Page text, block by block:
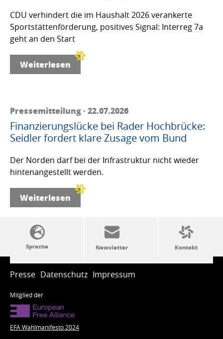
CDU verhindert die im Haushalt 2026 verankerte
Sportstättenförderung, positives Signal: Interreg 7a
geht an den Start
Weiterlesen
Pressemitteilung · 22.07.2026
Finanzierungslücke bei Rader Hochbrücke:
Seidler fordert klare Zusage vom Bund
Der Norden darf bei der Infrastruktur nicht wieder
hintenangestellt werden.
Weiterlesen
SSW-Politik von A bis Z
Presse Datenschutz Impressum
Mitglied der
EFA Wahlmanifesto 2024